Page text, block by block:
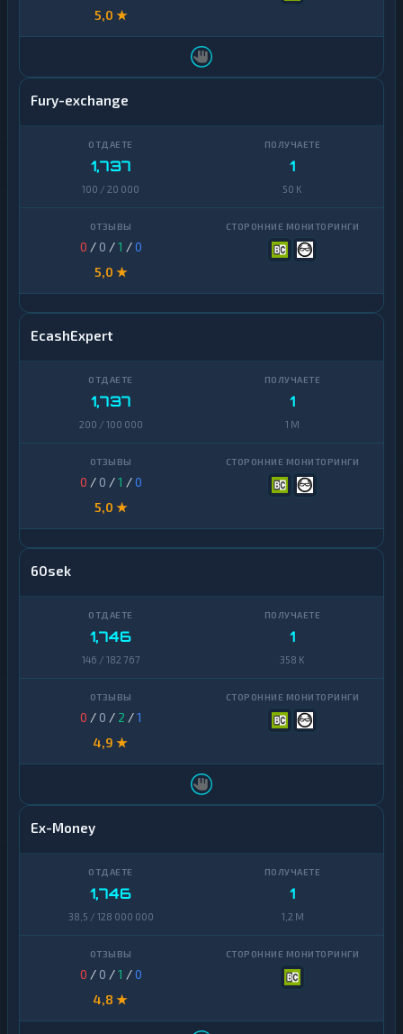
5,0 ★
Fury-exchange
1,737
100 / 20 000
1
50 K
0 / 0 /1 /0
5,0 ★
EcashExpert
1,737
200 / 100 000
1
1 M
0 / 0 /1 /0
5,0 ★
60sek
1,746
146 / 182 767
1
358 K
0 / 0 / 2 /1
4,9 ★
Ex-Money
1,746
38,5 / 128 000 000
1
1,2 M
0 / 0 /1 /0
4,8 ★